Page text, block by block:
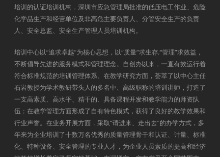
培训的认证培训机构，深圳市应急管理局批准的低压电工作业、危险
化学品生产和经营单位及非高危主要负责人、分管安全生产的负责
人、安全总监、安全生产管理人员培训机构。
培训中心以“追求卓越”为核心思想，以“质量”求生存,“管理”求效益，
不断倡导先进的服务模式和管理理念。自创办以来，一直有效运行着
符合标准规范的培训管理体系。在教学研究方面，荟萃了以中心主任
石岩教授为学术教研带头人的多名中、高级职称的培训讲师，打造了
一支高素质、高水平、精干的、具备课程开发和教学能力的师资队
伍；在教学管理方面形成了自有特色模式，获得了良好的教学效果和
行业声誉。在业务开展方面，采取“请进来、走出去”的办学方式，多
年来为企业培训了十数万名优秀的质量管理骨干和认证、计量、标准
化、特种设备、安全管理的专业人才，为企业人员素质的提高和经济